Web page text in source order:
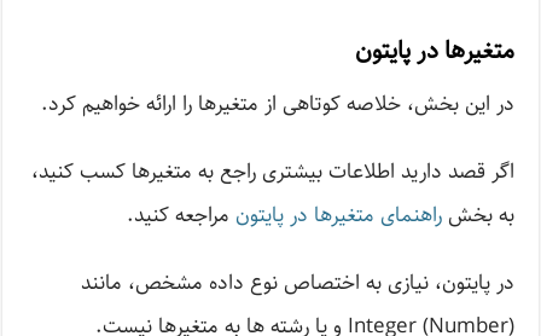
متغیرها در پایتون
در این بخش، خلاصه کوتاهی از متغیرها را ارائه خواهیم کرد.
اگر قصد دارید اطلاعات بیشتری راجع به متغیرها کسب کنید،
به بخشراهنمای متغیرها در پایتون مراجعه کنید.
در پایتون، نیازی به اختصاص نوع داده مشخص، مانند
Integer (Number) و یا رشته ها به متغیرها نیست.